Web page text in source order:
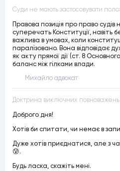
Правова позиція про право судів
суперечать Конституції, навіть
важлива в умовах, коли
паралізовано. Вона відповідає
як акту прямої дії (ст. 8
баланс між гілками влади.
Михайло адвокат
Доброго дня!
Хотів би спитати, чи немає в
Дуже хотів приєднатися, але з
😰.
Будь ласка, скажіть мені.